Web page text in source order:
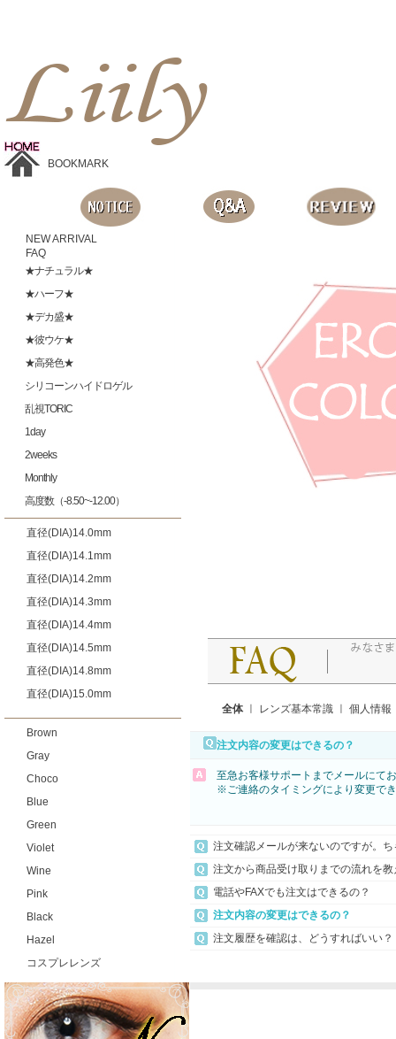
BOOKMARK
NEW ARRIVAL
FAQ
★ナチュラル★
★ハーフ★
★デカ盛★
★彼ウケ★
★高発色★
シリコーンハイドロゲル
乱視TORIC
1day
2weeks
Monthly
高度数（-8.50~-12.00）
直径(DIA)14.0mm
直径(DIA)14.1mm
直径(DIA)14.2mm
直径(DIA)14.3mm
直径(DIA)14.4mm
直径(DIA)14.5mm
直径(DIA)14.8mm
直径(DIA)15.0mm
Brown
Gray
Choco
Blue
Green
Violet
Wine
Pink
Black
Hazel
コスプレレンズ
全体ㅣ レンズ基本常識 個人情報
注文内容の変更はできるの？
至急お客様サポートまでメールにて
※ご連絡のタイミングにより変更で
注文確認メールが来ないのですが。
注文から商品受け取りまでの流れを教
電話やFAXでも注文はできるの？
注文内容の変更はできるの？
注文履歴を確認は、どうすればいい？